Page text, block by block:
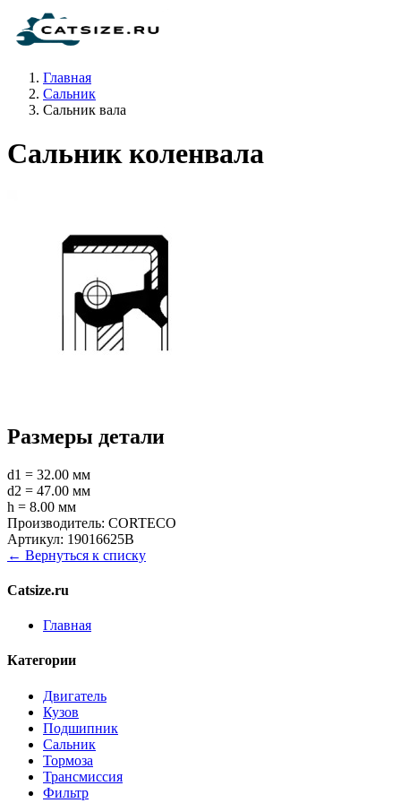
Главная
Сальник
Сальник вала
Сальник коленвала
Размеры детали
d1 = 32.00 мм
d2 = 47.00 мм
h = 8.00 мм
Производитель: CORTECO
Артикул: 19016625B
← Вернуться к списку
Catsize.ru
Главная
Категории
Двигатель
Кузов
Подшипник
Сальник
Тормоза
Трансмиссия
Фильтр